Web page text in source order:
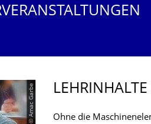
© Amac Garbe LEHRINHALTE
Ohne die